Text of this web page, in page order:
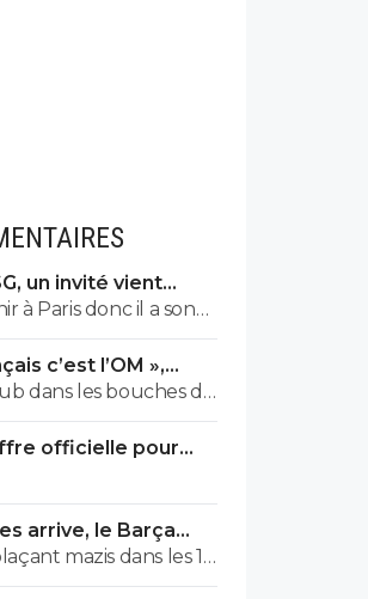
un invité vient
à Paris donc il a son
c’est l’OM »,
PSG
dans les bouches du
la coupe
2026officielle pour
arrive, le Barça
mazis dans les 16
un match en